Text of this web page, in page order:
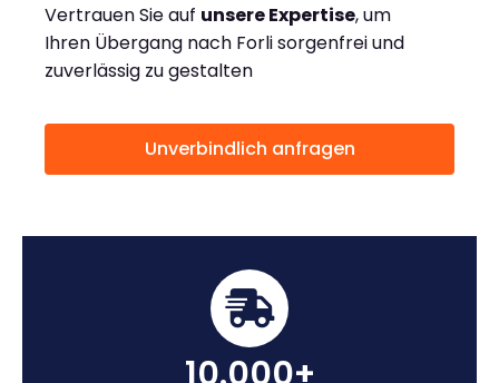
Vertrauen Sie auf unsere Expertise, um
Ihren Übergang nach Forli sorgenfrei und
zuverlässig zu gestalten
Unverbindlich anfragen